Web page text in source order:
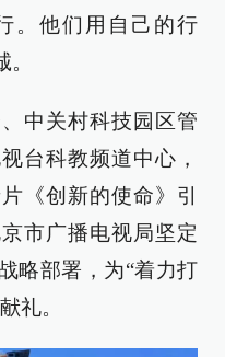
。他们用自己的行
中关村科技园区管
台科教频道中心，
《创新的使命》引
市广播电视局坚定
略部署，为“着力打
礼。